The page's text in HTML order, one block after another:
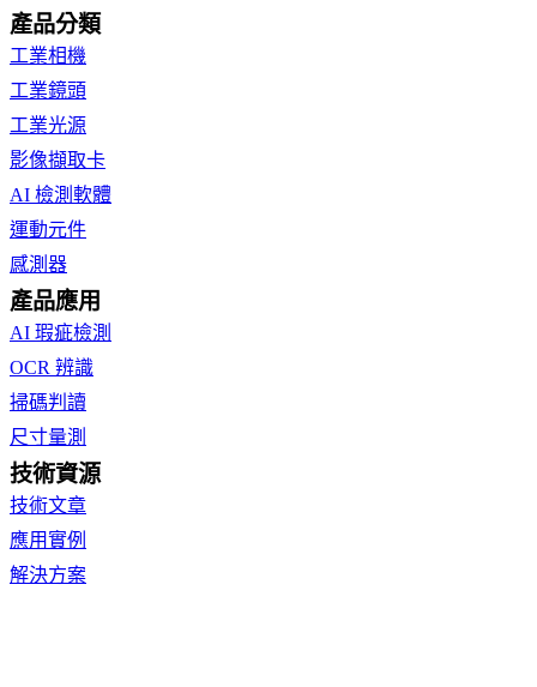
產品分類
工業相機
工業鏡頭
工業光源
影像擷取卡
AI 檢測軟體
運動元件
感測器
產品應用
AI 瑕疵檢測
OCR 辨識
掃碼判讀
尺寸量測
技術資源
技術文章
應用實例
解決方案